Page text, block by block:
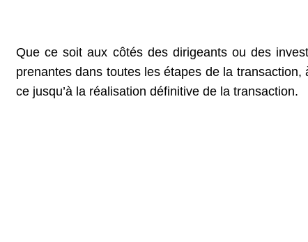
Que ce soit aux côtés des dirigeants ou des
prenantes dans toutes les étapes de la
ce jusqu’à la réalisation définitive de la transaction.